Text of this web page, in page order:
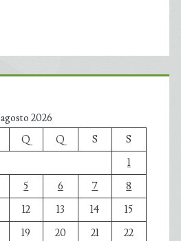
agosto 2026
Q Q S
S
1
5 6 7
8
12 13 14
15
19 20 21
22